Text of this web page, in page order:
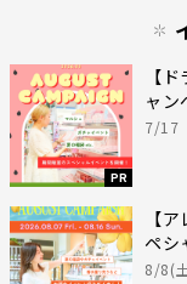
PR
【
ャン
7/17
【
ペシ
8/8(